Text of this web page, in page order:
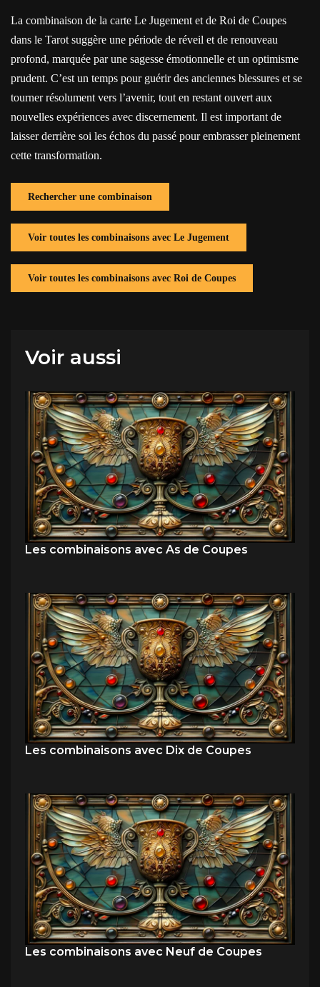
La combinaison de la carte Le Jugement et de Roi de Coupes
dans le Tarot suggère une période de réveil et de renouveau
profond, marquée par une sagesse émotionnelle et un optimisme
prudent. C’est un temps pour guérir des anciennes blessures et se
tourner résolument vers l’avenir, tout en restant ouvert aux
nouvelles expériences avec discernement. Il est important de
laisser derrière soi les échos du passé pour embrasser pleinement
cette transformation.
Rechercher une combinaison
Voir toutes les combinaisons avec Le Jugement
Voir toutes les combinaisons avec Roi de Coupes
Voir aussi
Les combinaisons avec As de Coupes
Les combinaisons avec Dix de Coupes
Les combinaisons avec Neuf de Coupes